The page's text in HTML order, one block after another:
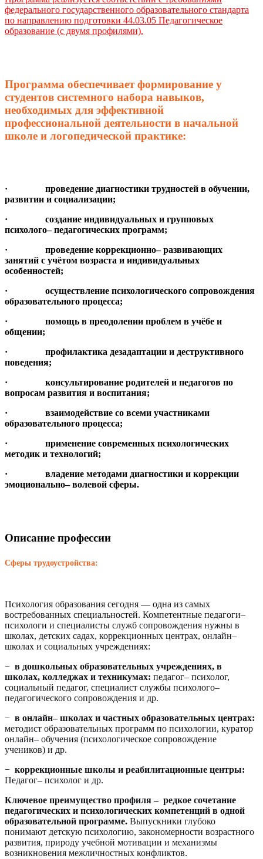
федерального государственного образовательного стандарта
по направлению подготовки 44.03.05 Педагогическое
образование (с двумя профилями).
Программа обеспечивает формирование у
студентов системного набора навыков,
необходимых для эффективной
профессиональной деятельности в начальной
школе и логопедической практике:
· проведение диагностики трудностей в обучении,
развитии и социализации;
· создание индивидуальных и групповых
психолого– педагогических программ;
· проведение коррекционно– развивающих
занятий с учётом возраста и индивидуальных
особенностей;
· осуществление психологического сопровождения
образовательного процесса;
· помощь в преодолении проблем в учёбе и
общении;
· профилактика дезадаптации и деструктивного
поведения;
· консультирование родителей и педагогов по
вопросам развития и воспитания;
· взаимодействие со всеми участниками
образовательного процесса;
· применение современных психологических
методик и технологий;
· владение методами диагностики и коррекции
эмоционально– волевой сферы.
Описание профессии
Сферы трудоустройства:
Психология образования сегодня — одна из самых
востребованных специальностей. Компетентные педагоги–
психологи и специалисты служб сопровождения нужны в
школах, детских садах, коррекционных центрах, онлайн–
школах и социальных учреждениях:
− в дошкольных образовательных учреждениях, в
школах, колледжах и техникумах: педагог– психолог,
социальный педагог, специалист службы психолого–
педагогического сопровождения и др.
− в онлайн– школах и частных образовательных центрах:
методист образовательных программ по психологии, куратор
онлайн– обучения (психологическое сопровождение
учеников) и др.
− коррекционные школы и реабилитационные центры:
Педагог– психолог и др.
Ключевое преимущество профиля – редкое сочетание
педагогических и психологических компетенций в одной
образовательной программе. Выпускники глубоко
понимают детскую психологию, закономерности возрастного
развития, природу учебной мотивации и механизмы
возникновения межличностных конфликтов.